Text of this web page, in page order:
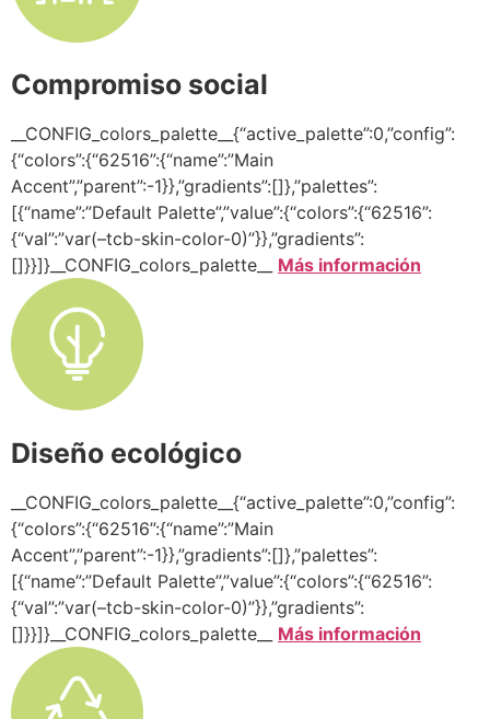
Compromiso social
__CONFIG_colors_palette__{“active_palette”:0,”config”:
{“colors”:{“62516”:{“name”:”Main
Accent”,”parent”:-1}},”gradients”:[]},”palettes”:
[{“name”:”Default Palette”,”value”:{“colors”:{“62516”:
{“val”:”var(–tcb-skin-color-0)”}},”gradients”:
[]}}]}__CONFIG_colors_palette__ Más información
Diseño ecológico
__CONFIG_colors_palette__{“active_palette”:0,”config”:
{“colors”:{“62516”:{“name”:”Main
Accent”,”parent”:-1}},”gradients”:[]},”palettes”:
[{“name”:”Default Palette”,”value”:{“colors”:{“62516”:
{“val”:”var(–tcb-skin-color-0)”}},”gradients”:
[]}}]}__CONFIG_colors_palette__ Más información